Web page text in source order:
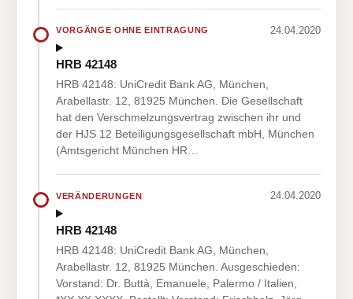
VORGÄNGE OHNE EINTRAGUNG 24.04.2020
HRB 42148
HRB 42148: UniCredit Bank AG, München,
Arabellastr. 12, 81925 München. Die Gesellschaft
hat den Verschmelzungsvertrag zwischen ihr und
der HJS 12 Beteiligungsgesellschaft mbH, München
(Amtsgericht München HR…
VERÄNDERUNGEN 24.04.2020
HRB 42148
HRB 42148: UniCredit Bank AG, München,
Arabellastr. 12, 81925 München. Ausgeschieden:
Vorstand: Dr. Buttà, Emanuele, Palermo / Italien,